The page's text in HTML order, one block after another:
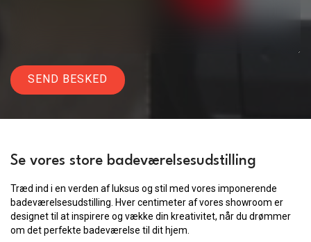
Se vores store badeværelsesudstilling
Træd ind i en verden af luksus og stil med vores imponerende
badeværelsesudstilling. Hver centimeter af vores showroom er
designet til at inspirere og vække din kreativitet, når du drømmer
om det perfekte badeværelse til dit hjem.